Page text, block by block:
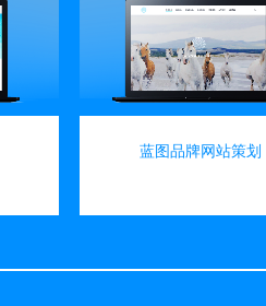
view
蓝图品牌网站策划